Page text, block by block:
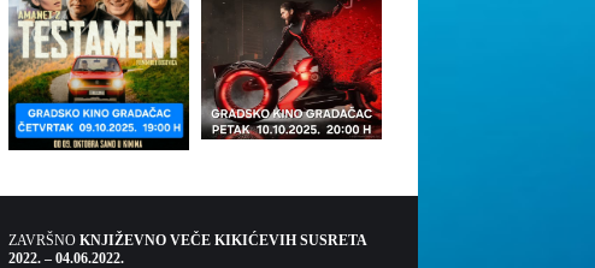
ZAVRŠNO KNJIŽEVNO VEČE KIKIĆEVIH SUSRETA
2022. – 04.06.2022.